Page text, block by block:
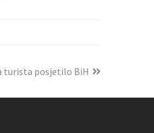
turista posjetilo BiH